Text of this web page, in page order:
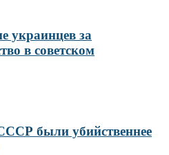
украинцев за
в советском
были убийственнее